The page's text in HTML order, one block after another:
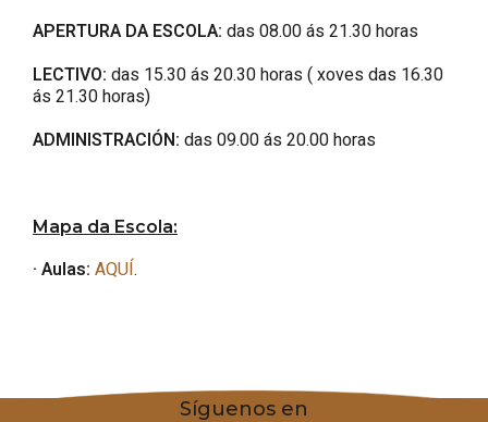
APERTURA DA ESCOLA: das 08.00 ás 21.30 horas
LECTIVO: das 15.30 ás 20.30 horas ( xoves das 16.30
ás 21.30 horas)
ADMINISTRACIÓN: das 09.00 ás 20.00 horas
Mapa da Escola:
· Aulas: AQUÍ.
Síguenos en